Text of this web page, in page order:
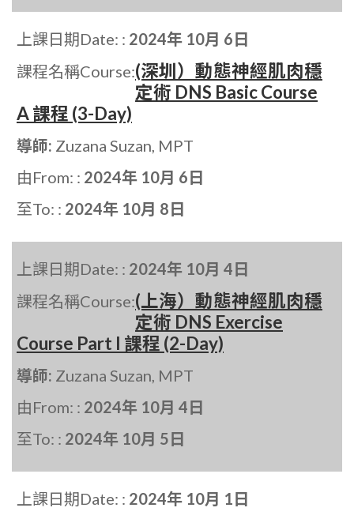
上課日期Date: : 2024年 10月 6日
課程名稱Course:(深圳）動態神經肌肉穩
定術 DNS Basic Course
A 課程 (3-Day)
導師: Zuzana Suzan, MPT
由From: : 2024年 10月 6日
至To: : 2024年 10月 8日
上課日期Date: : 2024年 10月 4日
課程名稱Course:(上海）動態神經肌肉穩
定術 DNS Exercise
Course Part I 課程 (2-Day)
導師: Zuzana Suzan, MPT
由From: : 2024年 10月 4日
至To: : 2024年 10月 5日
上課日期Date: : 2024年 10月 1日